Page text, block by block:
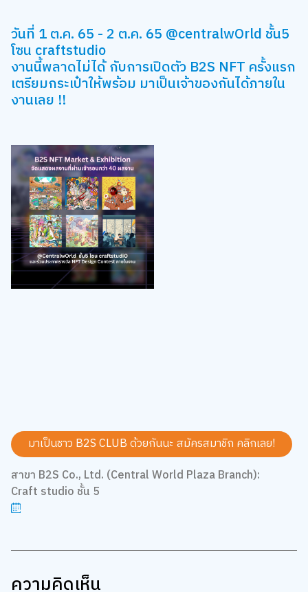
วันที่ 1 ต.ค. 65 - 2 ต.ค. 65 @centralwOrld ชั้น5
โซน craftstudio
งานนี้พลาดไม่ได้ กับการเปิดตัว B2S NFT ครั้งแรก
เตรียมกระเป๋าให้พร้อม มาเป็นเจ้าของกันได้ภายใน
งานเลย !!
มาเป็นชาว B2S CLUB ด้วยกันนะ สมัครสมาชิก คลิกเลย!
สาขา B2S Co., Ltd. (Central World Plaza Branch):
Craft studio ชั้น 5
ความคิดเห็น